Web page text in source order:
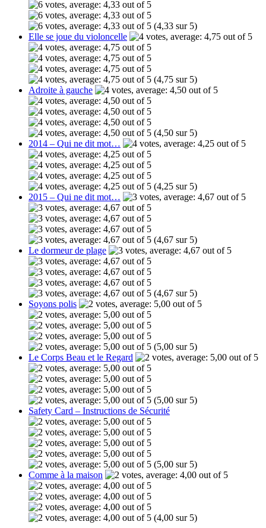
(4,33 sur 5)
Elle se joue du violoncelle
(4,75 sur 5)
Adroite à gauche
(4,50 sur 5)
2014 – Qui ne dit mot…
(4,25 sur 5)
2015 – Qui ne dit mot…
(4,67 sur 5)
Le dormeur de plage
(4,67 sur 5)
Soyons polis
(5,00 sur 5)
Le Corps Beau et le Regard
(5,00 sur 5)
Safety Card – Instructions de Sécurité
(5,00 sur 5)
Comme à la maison
(4,00 sur 5)